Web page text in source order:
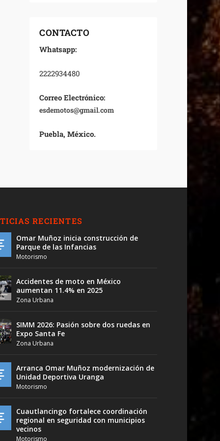
CONTACTO
Whatsapp:
2222934480
Correo Electrónico:
esdemotos@gmail.com
Puebla, México.
RECIENTES
Omar Muñoz inicia construcción de
Parque de las Infancias
Motorismo
Accidentes de moto en México
aumentan 11.4% en 2025
Zona Urbana
SIMM 2026: Pasión sobre dos ruedas en
Expo Santa Fe
Zona Urbana
Arranca Omar Muñoz modernización de
Unidad Deportiva Uranga
Motorismo
Cuautlancingo fortalece coordinación
regional en seguridad con municipios
vecinos
Motorismo